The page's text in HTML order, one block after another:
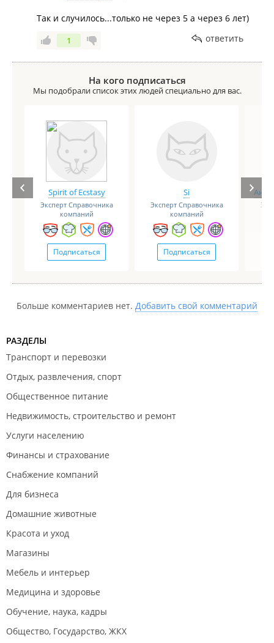
Так и случилось...только не через 5 а через 6 лет)
1 ответить
На кого подписаться
Мы подобрали список этих людей специально для вас.
Spirit of Ecstasy
Эксперт Справочника
компаний
Подписаться
Si
Эксперт Справочника
компаний
Подписаться
Больше комментариев нет. Добавить свой комментарий
РАЗДЕЛЫ
Транспорт и перевозки
Отдых, развлечения, спорт
Общественное питание
Недвижимость, строительство и ремонт
Услуги населению
Финансы и страхование
Снабжение компаний
Для бизнеса
Домашние животные
Красота и уход
Магазины
Мебель и интерьер
Медицина и здоровье
Обучение, наука, кадры
Общество, Государство, ЖКХ